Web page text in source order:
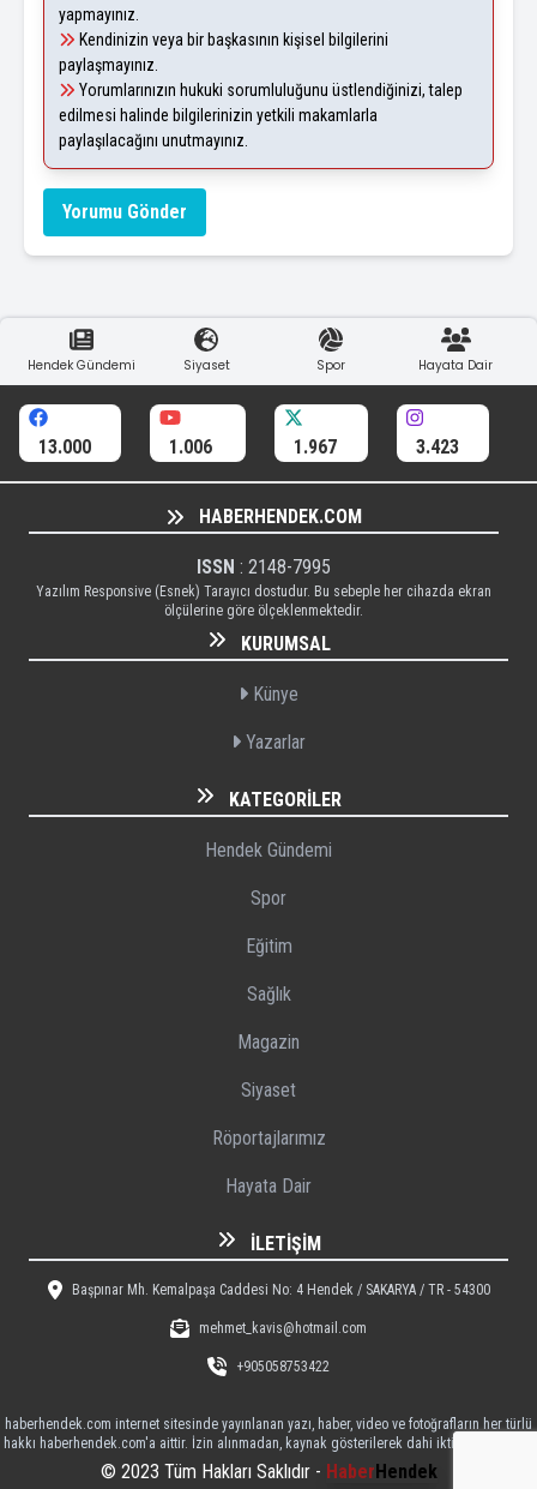
yapmayınız.
Kendinizin veya bir başkasının kişisel bilgilerini
paylaşmayınız.
Yorumlarınızın hukuki sorumluluğunu üstlendiğinizi, talep
edilmesi halinde bilgilerinizin yetkili makamlarla
paylaşılacağını unutmayınız.
Yorumu Gönder
Hendek Gündemi Siyaset Spor Hayata Dair
13.000 1.006 1.967 3.423
HABERHENDEK.COM
ISSN : 2148-7995
Yazılım Responsive (Esnek) Tarayıcı dostudur. Bu sebeple her cihazda ekran
ölçülerine göre ölçeklenmektedir.
KURUMSAL
Künye
Yazarlar
KATEGORILER
Hendek Gündemi
Spor
Eğitim
Sağlık
Magazin
Siyaset
Röportajlarımız
Hayata Dair
İLETIŞIM
Başpınar Mh. Kemalpaşa Caddesi No: 4 Hendek / SAKARYA / TR - 54300
mehmet_kavis@hotmail.com
+905058753422
haberhendek.com internet sitesinde yayınlanan yazı, haber, video ve fotoğrafların her türlü
hakkı haberhendek.com'a aittir. İzin alınmadan, kaynak gösterilerek dahi iktibas edilemez
© 2023 Tüm Hakları Saklıdır - HaberHendek